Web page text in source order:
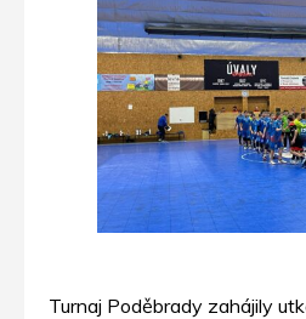
Turnaj Poděbrady zahájily